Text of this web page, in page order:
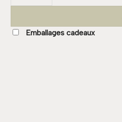
Emballages cadeaux